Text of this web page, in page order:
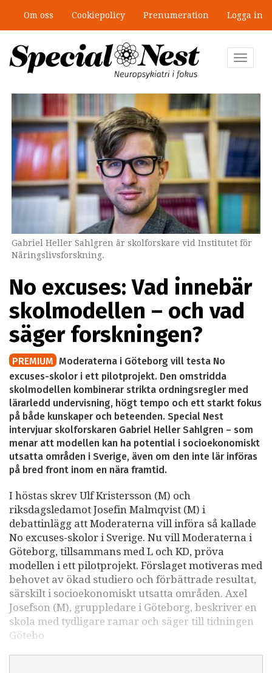
huvudinnehåll
Om oss Cookiepolicy Prenumeration Logga in
Toggle
Gabriel Heller Sahlgren är skolforskare vid Institutet för
Näringslivsforskning.
No excuses: Vad innebär
skolmodellen – och vad
säger forskningen?
PREMIUM Moderaterna i Göteborg vill testa No
excuses-skolor i ett pilotprojekt. Den omstridda
skolmodellen kombinerar strikta ordningsregler med
lärarledd undervisning, högt tempo och ett starkt fokus
på både kunskaper och beteenden. Special Nest
intervjuar skolforskaren Gabriel Heller Sahlgren – som
menar att modellen kan ha potential i socioekonomiskt
utsatta områden i Sverige, även om den inte lär införas
på bred front inom en nära framtid.
I höstas skrev Ulf Kristersson (M) och
riksdagsledamot Josefin Malmqvist (M) i
debattinlägg att Moderaterna vill införa så kallade
No excuses-skolor i Sverige. Nu vill Moderaterna i
Göteborg, tillsammans med L och KD, pröva
modellen i ett pilotprojekt. Förslaget motiveras med
behovet av ökad studiero och förbättrade resultat,
särskilt i socioekonomiskt utsatta områden. Axel
Josefson (M), gruppledare i Göteborg, beskriver en
skola med tydligare ramar och säger till tidningen
Götebo
”Jobbet gick bra – just därför togs
stödet bort”